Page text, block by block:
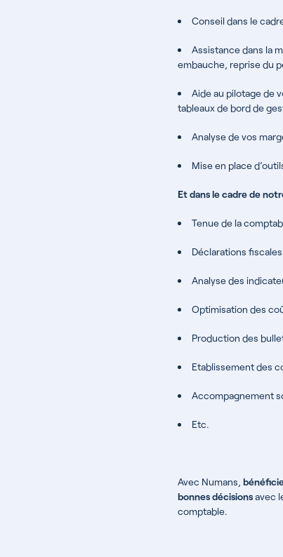
Conseil dans le
Assistance dans la
embauche, reprise du
Aide au pilotage de
tableaux de bord de
Analyse de vos
Mise en place
Et dans le cadre de
Tenue de la
Déclarations fiscales
Analyse des
Optimisation des
Production des
Etablissement des
Accompagnement
Etc.
Avec Numans,
bonnes décisionsavec
comptable.